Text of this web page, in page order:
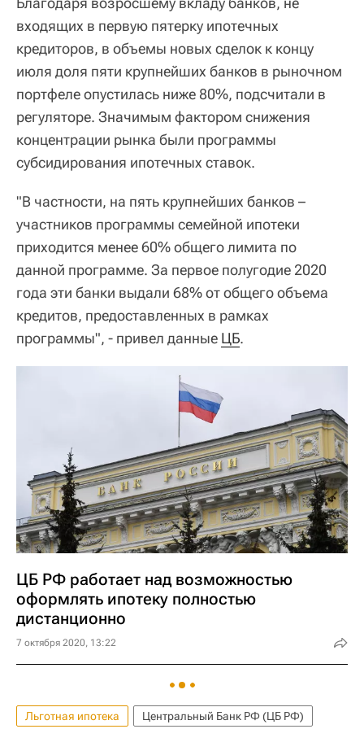
входящих в первую пятерку ипотечных
кредиторов, в объемы новых сделок к концу
июля доля пяти крупнейших банков в рыночном
портфеле опустилась ниже 80%, подсчитали в
регуляторе. Значимым фактором снижения
концентрации рынка были программы
субсидирования ипотечных ставок.
"В частности, на пять крупнейших банков –
участников программы семейной ипотеки
приходится менее 60% общего лимита по
данной программе. За первое полугодие 2020
года эти банки выдали 68% от общего объема
кредитов, предоставленных в рамках
программы", - привел данные ЦБ.
ЦБ РФ работает над возможностью
оформлять ипотеку полностью
дистанционно
7 октября 2020, 13:22
Льготная ипотека
Центральный Банк РФ (ЦБ РФ)